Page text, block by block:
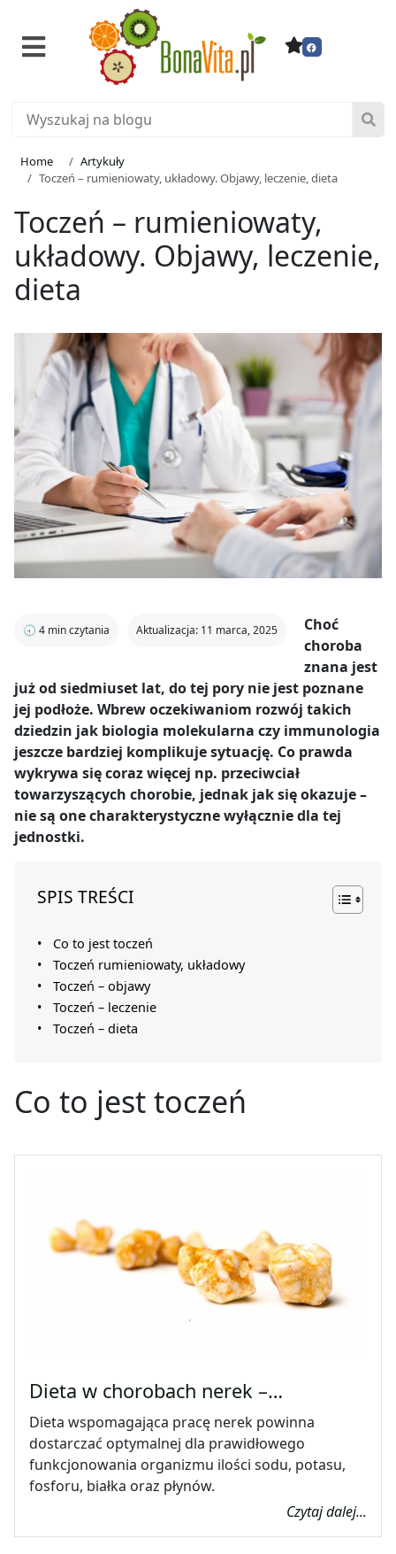
Home
Artykuły
Toczeń – rumieniowaty, układowy. Objawy, leczenie, dieta
Toczeń – rumieniowaty,
układowy. Objawy, leczenie,
dieta
🕣 4 min czytania Aktualizacja: 11 marca, 2025
Choć
choroba
znana jest
już od siedmiuset lat, do tej pory nie jest poznane
jej podłoże. Wbrew oczekiwaniom rozwój takich
dziedzin jak biologia molekularna czy immunologia
jeszcze bardziej komplikuje sytuację. Co prawda
wykrywa się coraz więcej np. przeciwciał
towarzyszących chorobie, jednak jak się okazuje –
nie są one charakterystyczne wyłącznie dla tej
jednostki.
SPIS TREŚCI
Co to jest toczeń
Toczeń rumieniowaty, układowy
Toczeń – objawy
Toczeń – leczenie
Toczeń – dieta
Co to jest toczeń
Dieta w chorobach nerek –…
Dieta wspomagająca pracę nerek powinna
dostarczać optymalnej dla prawidłowego
funkcjonowania organizmu ilości sodu, potasu,
fosforu, białka oraz płynów.
Czytaj dalej...